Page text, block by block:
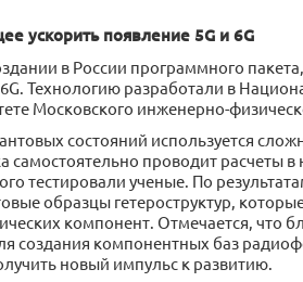
ускорить появление 5G и 6G
в России программного
Технологию разработали в
Московского инженерно-
состояний используется
самостоятельно проводит расчеты в
тестировали ученые. По
образцы гетероструктур,
компонент. Отмечается, что
создания компонентных баз
новый импульс к развитию.